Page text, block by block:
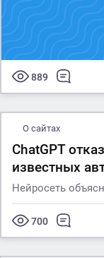
889
О сайтах
ChatGPT
известных
Нейросеть
700